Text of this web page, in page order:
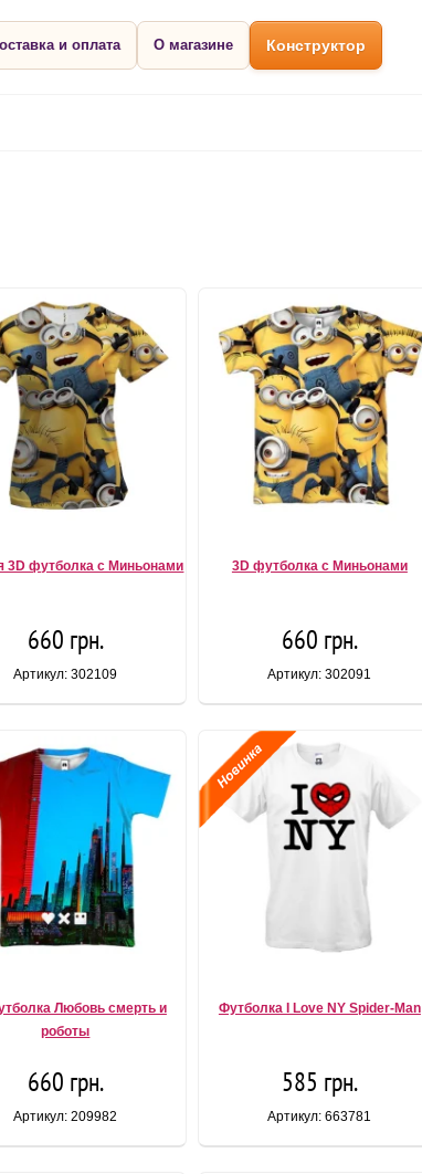
и оплата О магазине Конструктор
3D футболка с Миньонами
660 грн.
Артикул: 302109
3D футболка с Миньонами
660 грн.
Артикул: 302091
Любовь смерть и
роботы
660 грн.
Артикул: 209982
Футболка I Love NY Spider-Man
585 грн.
Артикул: 663781